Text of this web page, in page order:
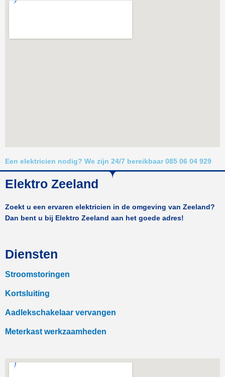
Een elektricien nodig? We zijn 24/7 bereikbaar 085 06 04 929
Elektro Zeeland
Zoekt u een ervaren elektricien in de omgeving van Zeeland?
Dan bent u bij Elektro Zeeland aan het goede adres!
Diensten
Stroomstoringen
Kortsluiting
Aadlekschakelaar vervangen
Meterkast werkzaamheden